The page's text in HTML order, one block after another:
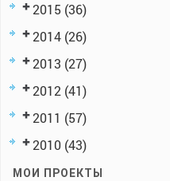
2015 (36)
2014 (26)
2013 (27)
2012 (41)
2011 (57)
2010 (43)
МОИ ПРОЕКТЫ